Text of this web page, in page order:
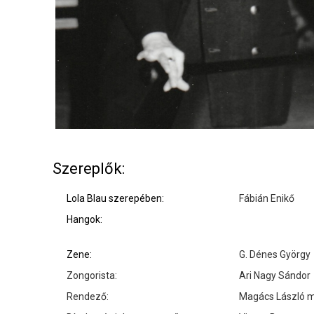
Szereplők:
Lola Blau szerepében:
Fábián Enikő
Hangok:
Zene:
G. Dénes György
Zongorista:
Ari Nagy Sándor
Rendező:
Magács László